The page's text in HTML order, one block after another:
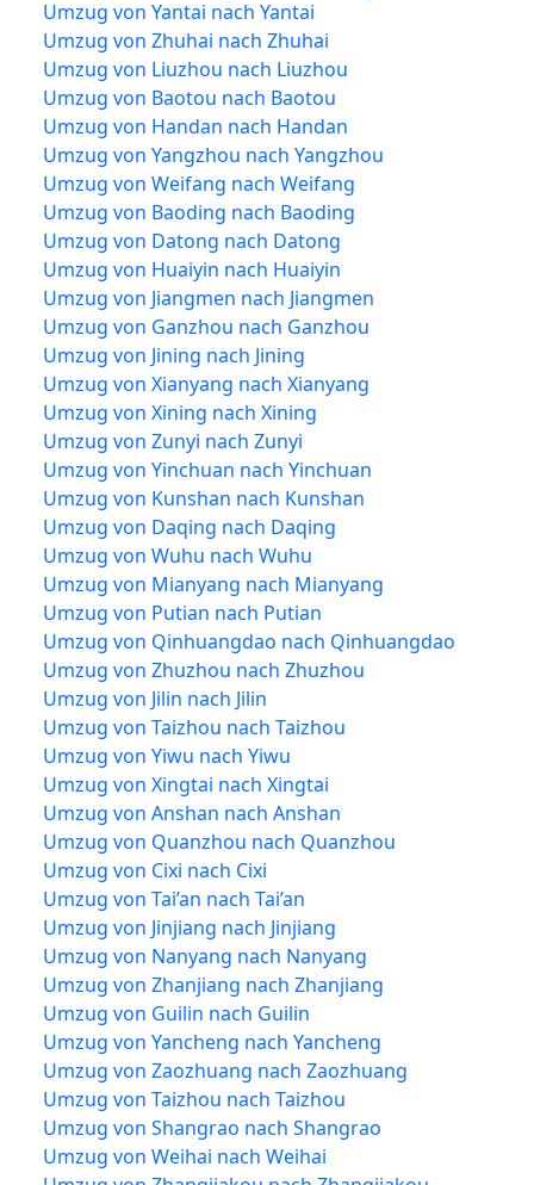
Umzug von Yantai nach Yantai
Umzug von Zhuhai nach Zhuhai
Umzug von Liuzhou nach Liuzhou
Umzug von Baotou nach Baotou
Umzug von Handan nach Handan
Umzug von Yangzhou nach Yangzhou
Umzug von Weifang nach Weifang
Umzug von Baoding nach Baoding
Umzug von Datong nach Datong
Umzug von Huaiyin nach Huaiyin
Umzug von Jiangmen nach Jiangmen
Umzug von Ganzhou nach Ganzhou
Umzug von Jining nach Jining
Umzug von Xianyang nach Xianyang
Umzug von Xining nach Xining
Umzug von Zunyi nach Zunyi
Umzug von Yinchuan nach Yinchuan
Umzug von Kunshan nach Kunshan
Umzug von Daqing nach Daqing
Umzug von Wuhu nach Wuhu
Umzug von Mianyang nach Mianyang
Umzug von Putian nach Putian
Umzug von Qinhuangdao nach Qinhuangdao
Umzug von Zhuzhou nach Zhuzhou
Umzug von Jilin nach Jilin
Umzug von Taizhou nach Taizhou
Umzug von Yiwu nach Yiwu
Umzug von Xingtai nach Xingtai
Umzug von Anshan nach Anshan
Umzug von Quanzhou nach Quanzhou
Umzug von Cixi nach Cixi
Umzug von Tai’an nach Tai’an
Umzug von Jinjiang nach Jinjiang
Umzug von Nanyang nach Nanyang
Umzug von Zhanjiang nach Zhanjiang
Umzug von Guilin nach Guilin
Umzug von Yancheng nach Yancheng
Umzug von Zaozhuang nach Zaozhuang
Umzug von Taizhou nach Taizhou
Umzug von Shangrao nach Shangrao
Umzug von Weihai nach Weihai